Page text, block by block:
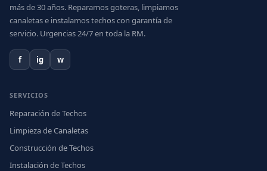
más de 30 años. Reparamos goteras, limpiamos
canaletas e instalamos techos con garantía de
servicio. Urgencias 24/7 en toda la RM.
f ig w
SERVICIOS
Reparación de Techos
Limpieza de Canaletas
Construcción de Techos
Instalación de Techos